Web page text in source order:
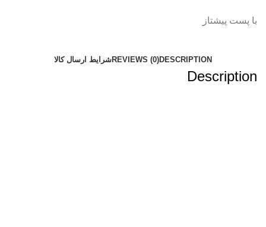
با پست پیشتاز
DESCRIPTION
REVIEWS (0)شرایط ارسال کالا
Description